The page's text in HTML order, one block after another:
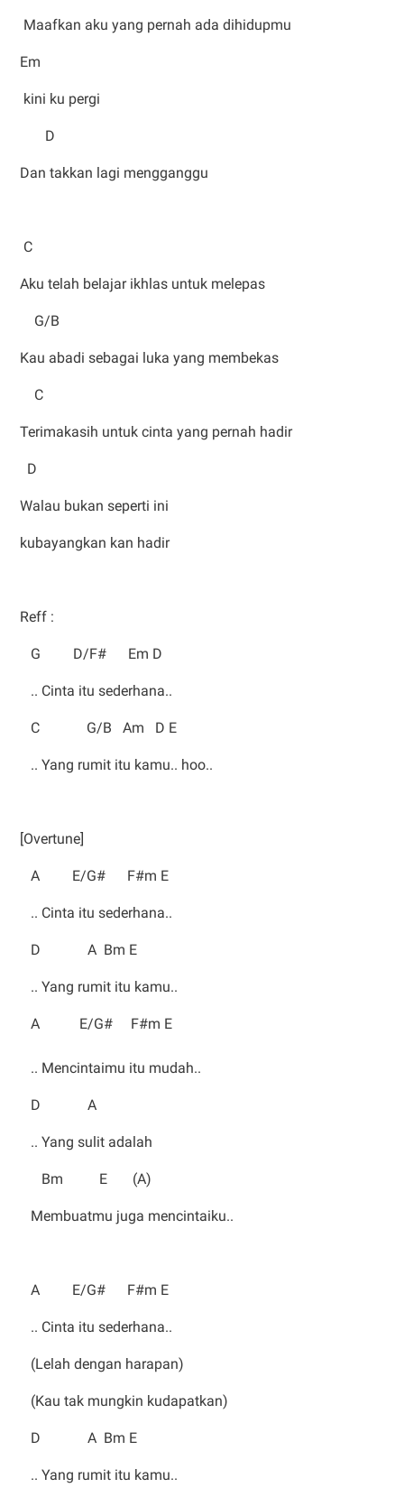
Maafkan aku yang pernah ada dihidupmu
Em
kini ku pergi
D
Dan takkan lagi mengganggu
C
Aku telah belajar ikhlas untuk melepas
G/B
Kau abadi sebagai luka yang membekas
C
Terimakasih untuk cinta yang pernah hadir
D
Walau bukan seperti ini
kubayangkan kan hadir
Reff :
G D/F# Em D
.. Cinta itu sederhana..
C G/B Am D E
.. Yang rumit itu kamu.. hoo..
[Overtune]
A E/G# F#m E
.. Cinta itu sederhana..
D A Bm E
.. Yang rumit itu kamu..
A E/G# F#m E
.. Mencintaimu itu mudah..
D A
.. Yang sulit adalah
Bm E (A)
Membuatmu juga mencintaiku..
A E/G# F#m E
.. Cinta itu sederhana..
(Lelah dengan harapan)
(Kau tak mungkin kudapatkan)
D A Bm E
.. Yang rumit itu kamu..